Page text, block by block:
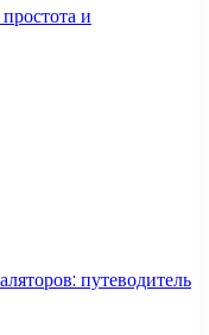
и
путеводитель